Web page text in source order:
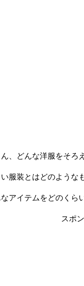
、どんな洋服をそろ
服装とはどのような
アイテムをどのくら
スポ